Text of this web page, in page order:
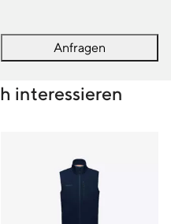
Anfragen
interessieren